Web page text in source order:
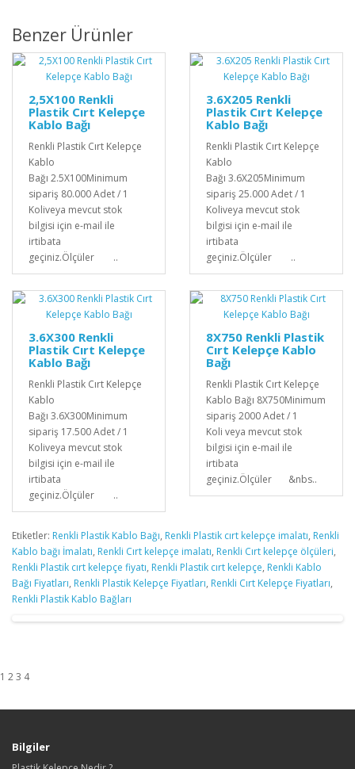
Benzer Ürünler
2,5X100 Renkli
Plastik Cırt Kelepçe
Kablo Bağı
Renkli Plastik Cırt Kelepçe
Kablo
Bağı 2.5X100Minimum
sipariş 80.000 Adet / 1
Koliveya mevcut stok
bilgisi için e-mail ile
irtibata
geçiniz.Ölçüler ..
3.6X205 Renkli
Plastik Cırt Kelepçe
Kablo Bağı
Renkli Plastik Cırt Kelepçe
Kablo
Bağı 3.6X205Minimum
sipariş 25.000 Adet / 1
Koliveya mevcut stok
bilgisi için e-mail ile
irtibata
geçiniz.Ölçüler ..
3.6X300 Renkli
Plastik Cırt Kelepçe
Kablo Bağı
Renkli Plastik Cırt Kelepçe
Kablo
Bağı 3.6X300Minimum
sipariş 17.500 Adet / 1
Koliveya mevcut stok
bilgisi için e-mail ile
irtibata
geçiniz.Ölçüler ..
8X750 Renkli Plastik
Cırt Kelepçe Kablo
Bağı
Renkli Plastik Cırt Kelepçe
Kablo Bağı 8X750Minimum
sipariş 2000 Adet / 1
Koli veya mevcut stok
bilgisi için e-mail ile
irtibata
geçiniz.Ölçüler &nbs..
Etiketler: Renkli Plastik Kablo Bağı, Renkli Plastik cırt kelepçe imalatı, Renkli
Kablo bağı İmalatı, Renkli Cırt kelepçe imalatı, Renkli Cırt kelepçe ölçüleri,
Renkli Plastik cırt kelepçe fiyatı, Renkli Plastik cırt kelepçe, Renkli Kablo
Bağı Fiyatları, Renkli Plastik Kelepçe Fiyatları, Renkli Cırt Kelepçe Fiyatları,
Renkli Plastik Kablo Bağları
1 2 3 4
Bilgiler